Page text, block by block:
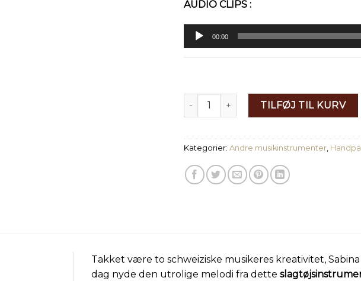
AUDIO CLIPS :
Lydafspiller
00:00
10 Toner Handpan - Dusk - D Moll -
TILFØJ TIL KURV
Kategorier: Andre musikinstrumenter,
Takket være to schweiziske musikeres kreativitet,
dag nyde den utrolige melodi fra dette